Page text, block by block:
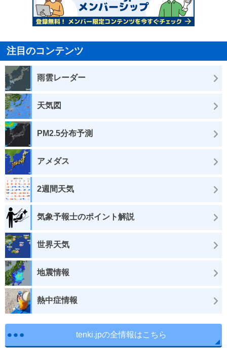
注目のコンテンツ
雨雲レーダー
天気図
PM2.5分布予測
アメダス
2週間天気
気象予報士のポイント解説
世界天気
地震情報
熱中症情報
tenki.jpの全情報はこちら